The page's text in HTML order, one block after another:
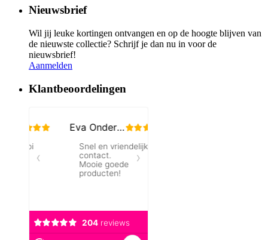
Nieuwsbrief
Wil jij leuke kortingen ontvangen en op de hoogte blijven van
de nieuwste collectie? Schrijf je dan nu in voor de
nieuwsbrief!
Aanmelden
Klantbeoordelingen